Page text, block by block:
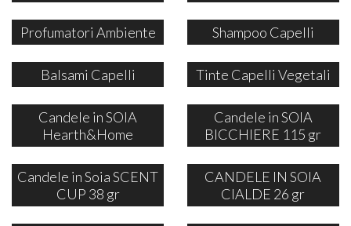
Profumatori Ambiente Shampoo Capelli
Balsami Capelli Tinte Capelli Vegetali
Candele in SOIA
Hearth&Home
Candele in SOIA
BICCHIERE 115 gr
Candele in Soia SCENT
CUP 38 gr
CANDELE IN SOIA
CIALDE 26 gr